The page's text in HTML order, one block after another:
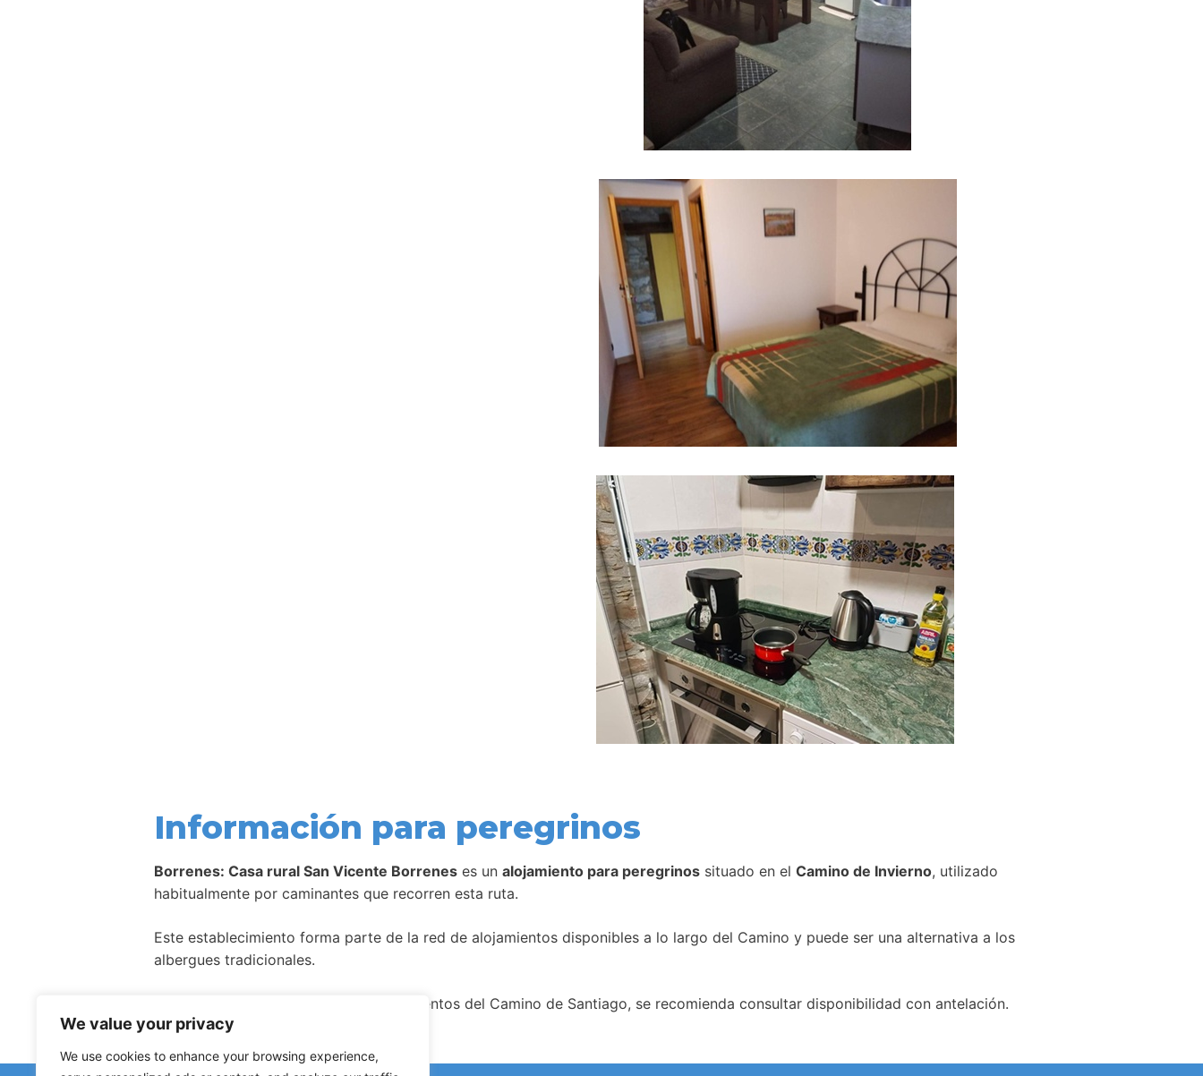
We value your privacy
We use cookies to enhance your browsing experience,
Información para peregrinos
Borrenes: Casa rural San Vicente Borrenes es un alojamiento para peregrinos situado en el Camino de Invierno, utilizado
habitualmente por caminantes que recorren esta ruta.
Este establecimiento forma parte de la red de alojamientos disponibles a lo largo del Camino y puede ser una alternativa a los
albergues tradicionales.
Como ocurre con la mayoría de alojamientos del Camino de Santiago, se recomienda consultar disponibilidad con antelación.